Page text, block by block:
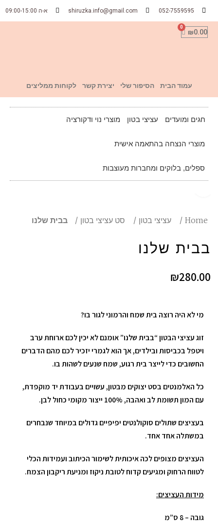
052-7559595
shiruzka.info@gmail.com א-ה 09:00-15:00
₪0.00
עמוד הבית הסיפור שלי יצירת קשר לקוחות ממליצים
חגים ומועדים עציצי בטון מוצרי נוי ודקורציה
מוצרי הנצחה בהתאמה אישית
ספלים, בלוקים ומחברות מעוצבות
Home עציצי בטון סט עציצי בטון בבית שלנו
בבית שלנו
₪280.00
מי לא היה רוצה בית שמח והרמוני לגור בו?
זוג עציצי הבטון “בבית שלנו” אומנם לא יכין לכם ארוחת ערב
ויטפל בכביסות ובילדים, אך הוא לגמרי יזכיר לכם מהם הדברים
החשובים כדי לייצר בית רגוע, שמח שנעים לשהות בו.
כל האלמנטים בסט יצוקים מבטון, עשויים בעבודת יד מוקפדת,
עם המון תשומת לב ואהבה, 100% ייצור מקומי כחול לבן.
בעציצים שתולים סוקולנטים יפיפיים גדולים במיוחד שנבחרים
במשתלה אחד אחד.
העציצים מצופים לכה איכותית לשימור הכיתוב ועמידות הכלי
לטווח הרחוק ומגיעים קדוח לטובת ניקוז ומניעת ריקבון הצמח.
מידות העציצים:
גובה – 8 ס”מ